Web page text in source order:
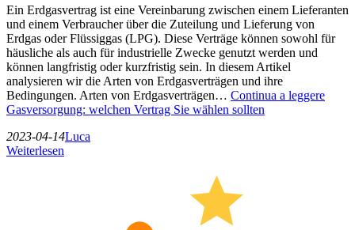
Ein Erdgasvertrag ist eine Vereinbarung zwischen einem Lieferanten
und einem Verbraucher über die Zuteilung und Lieferung von
Erdgas oder Flüssiggas (LPG). Diese Verträge können sowohl für
häusliche als auch für industrielle Zwecke genutzt werden und
können langfristig oder kurzfristig sein. In diesem Artikel
analysieren wir die Arten von Erdgasverträgen und ihre
Bedingungen. Arten von Erdgasverträgen… Continua a leggere
Gasversorgung: welchen Vertrag Sie wählen sollten
2023-04-14Luca
Weiterlesen